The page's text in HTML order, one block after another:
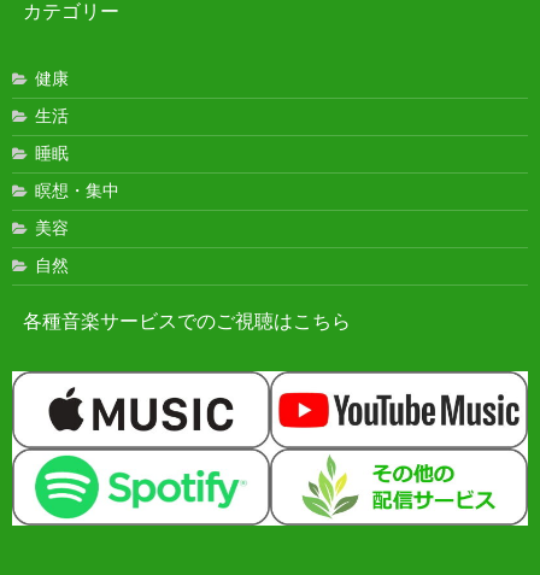
カテゴリー
健康
生活
睡眠
瞑想・集中
美容
自然
各種音楽サービスでのご視聴はこちら